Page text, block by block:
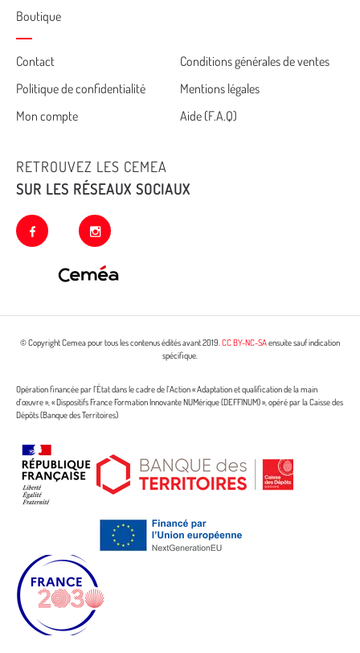
Boutique
Cemea
footer
Contact
Conditions générales de ventes
Politique de confidentialité
Mentions légales
Mon compte
Aide (F.A.Q)
RETROUVEZ LES CEMEA
SUR LES RÉSEAUX SOCIAUX
facebook instagram
© Copyright Cemea pour tous les contenus édités avant 2019.CC BY-NC-SAensuite sauf indication
spécifique.
Opération financée par l’État dans le cadre de l’Action « Adaptation et qualification de la main
d’œuvre », « Dispositifs France Formation Innovante NUMérique (DEFFINUM) », opéré par la Caisse des
Dépôts (Banque des Territoires)